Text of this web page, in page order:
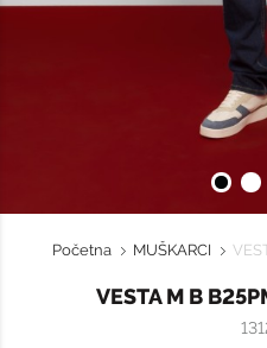
Početna MUŠKARCI
VESTA M B